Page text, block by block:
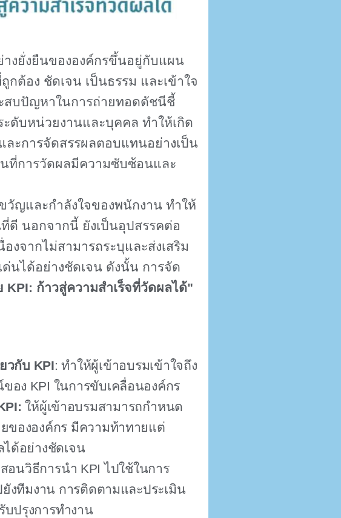
งยืนขององค์กรขึ้นอยู่กับแผน
ต้อง ชัดเจน เป็นธรรม และเข้าใจ
สบปัญหาในการถ่ายทอดดัชนีชี้
ะดับหน่วยงานและบุคคล ทำให้เกิด
ละการจัดสรรผลตอบแทนอย่างเป็น
ที่การวัดผลมีความซับซ้อนและ
ละกำลังใจของพนักงาน ทำให้
ดี นอกจากนี้ ยังเป็นอุปสรรคต่อ
งจากไม่สามารถระบุและส่งเสริม
นได้อย่างชัดเจน ดังนั้น การจัด
KPI: ก้าวสู่ความสำเร็จที่วัดผลได้"
วกับ KPI:ทำให้ผู้เข้าอบรมเข้าใจถึง
ของ KPI ในการขับเคลื่อนองค์กร
ให้ผู้เข้าอบรมสามารถกำหนด
ขององค์กร มีความท้าทายแต่
ด้อย่างชัดเจน
สอนวิธีการนำ KPIไปใช้ในการ
ยังทีมงาน การติดตามและประเมิน
บปรุงการทำงาน